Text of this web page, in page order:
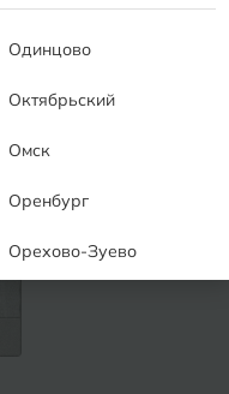
Одинцово
Октябрьский
Омск
Оренбург
Орехово-Зуево